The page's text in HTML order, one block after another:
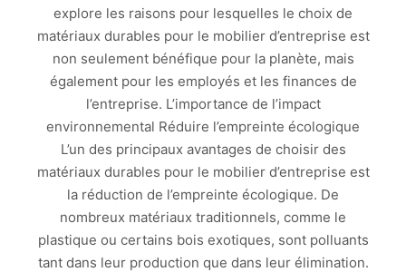
explore les raisons pour lesquelles le choix de
matériaux durables pour le mobilier d’entreprise est
non seulement bénéfique pour la planète, mais
également pour les employés et les finances de
l’entreprise. L’importance de l’impact
environnemental Réduire l’empreinte écologique
L’un des principaux avantages de choisir des
matériaux durables pour le mobilier d’entreprise est
la réduction de l’empreinte écologique. De
nombreux matériaux traditionnels, comme le
plastique ou certains bois exotiques, sont polluants
tant dans leur production que dans leur élimination.